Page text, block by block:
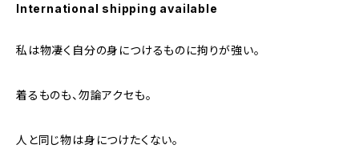
International shipping available
私は物凄く自分の身につけるものに拘りが強い。
着るものも、勿論アクセも。
人と同じ物は身につけたくない。